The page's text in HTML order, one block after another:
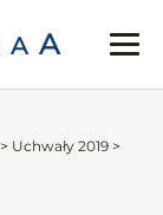
A A
> Uchwały 2019 >